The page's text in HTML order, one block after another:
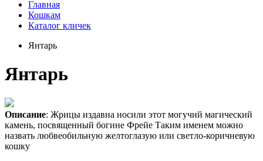
Главная
Кошкам
Каталог кличек
Янтарь
Янтарь
Описание: Жрицы издавна носили этот могучий магический
камень, посвященный богине Фрейе Таким именем можно
назвать любвеобильную желтоглазую или светло-коричневую
кошку